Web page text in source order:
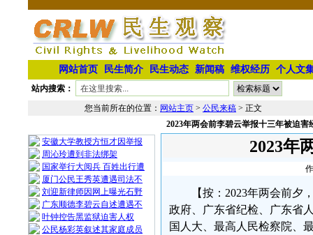
网站首页 民生简介 民生动态 新闻稿 维权经历 个人文
站内搜索：
您当前所在的位置： 网站主页 > 公民来稿 > 正文
安徽大学教授方恒才因举报
周沁玲遭到非法绑架
国家举行大阅兵 百姓出行遭
厦门公民王秀英遭遇司法不
刘迎新律师因网上曝光石野
广东顺德李碧云自述遭遇不
叶钟控告黑监狱迫害人权
公民杨彩英叙述其家庭成员
2023年两会前李碧云举报十三年被迫害
2023年
【按：2023年两会前
政府、广东省纪检、广东省
国人大、最高人民检察院、